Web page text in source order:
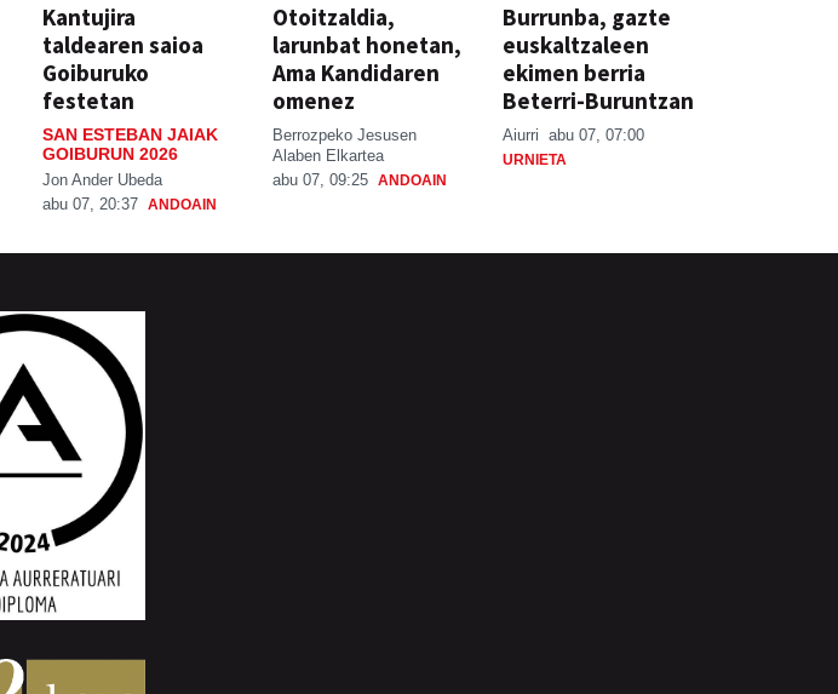
Kantujira
taldearen saioa
Goiburuko
festetan
SAN ESTEBAN JAIAK
GOIBURUN 2026
Jon Ander Ubeda
abu 07, 20:37 ANDOAIN
Otoitzaldia,
larunbat honetan,
Ama Kandidaren
omenez
Berrozpeko Jesusen
Alaben Elkartea
abu 07, 09:25 ANDOAIN
Burrunba, gazte
euskaltzaleen
ekimen berria
Beterri-Buruntzan
Aiurri abu 07, 07:00
URNIETA